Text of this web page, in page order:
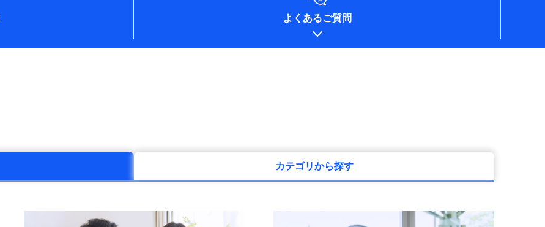
よくあるご質問
カテゴリから探す